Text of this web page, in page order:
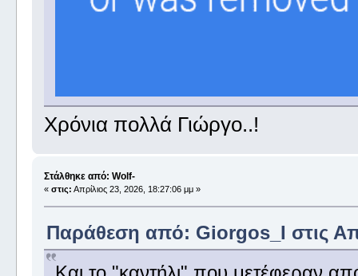
Χρόνια πολλά Γιώργο..!
Στάλθηκε από: Wolf-
« στις: Απρίλιος 23, 2026, 18:27:06 μμ »
Παράθεση από: Giorgos_I στις